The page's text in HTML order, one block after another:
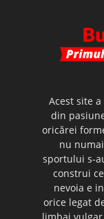
Acest site
din
oricărei
nu
sportului s-
construi
nevoia e
orice legat